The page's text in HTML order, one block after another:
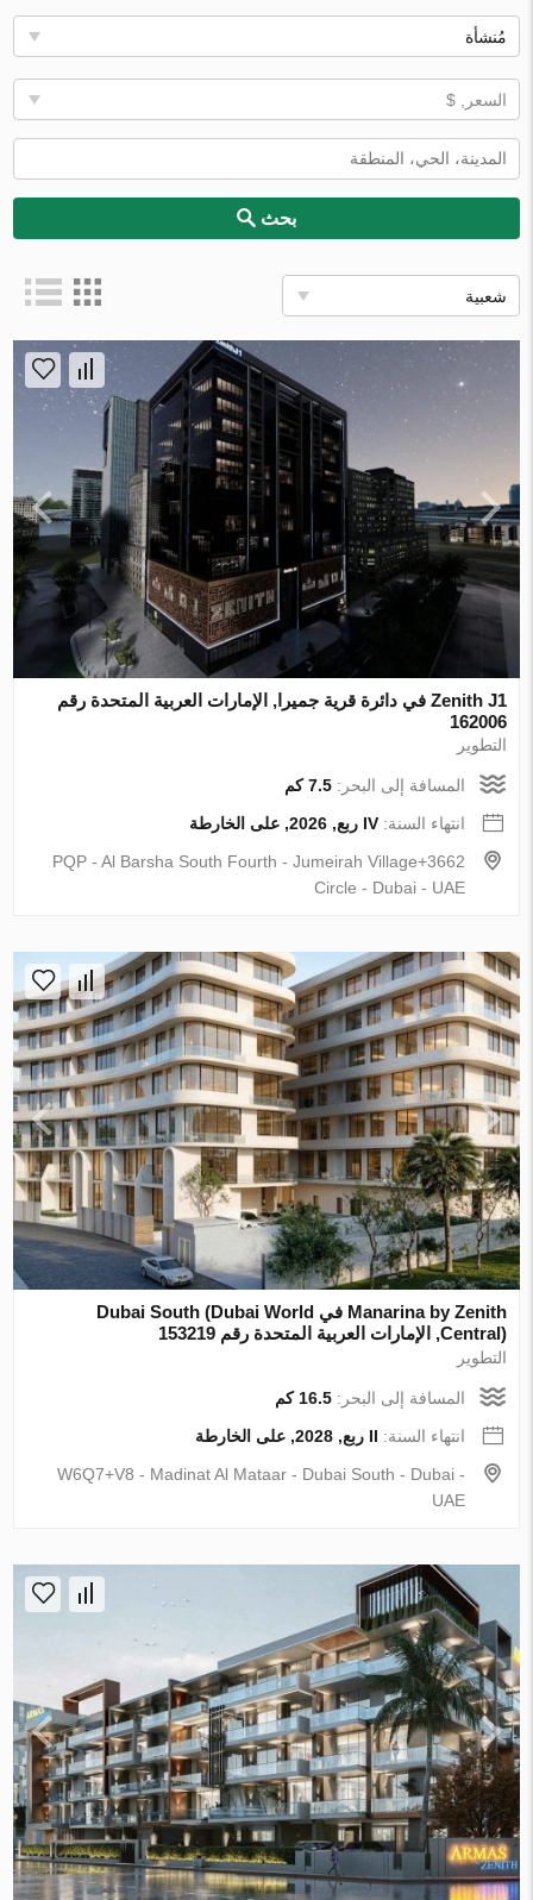
مُنشأة
السعر, $
بحث
شعبية
Zenith J1 في دائرة قرية جميرا, الإمارات العربية المتحدة رقم
162006
التطوير
المسافة إلى البحر:7.5 كم
انتهاء السنة:IV ربع, 2026, على الخارطة
3662+PQP - Al Barsha South Fourth - Jumeirah Village
Circle - Dubai - UAE
Manarina by Zenith في Dubai South (Dubai World
Central), الإمارات العربية المتحدة رقم 153219
التطوير
المسافة إلى البحر:16.5 كم
انتهاء السنة: II ربع, 2028, على الخارطة
W6Q7+V8 - Madinat Al Mataar - Dubai South - Dubai -
UAE